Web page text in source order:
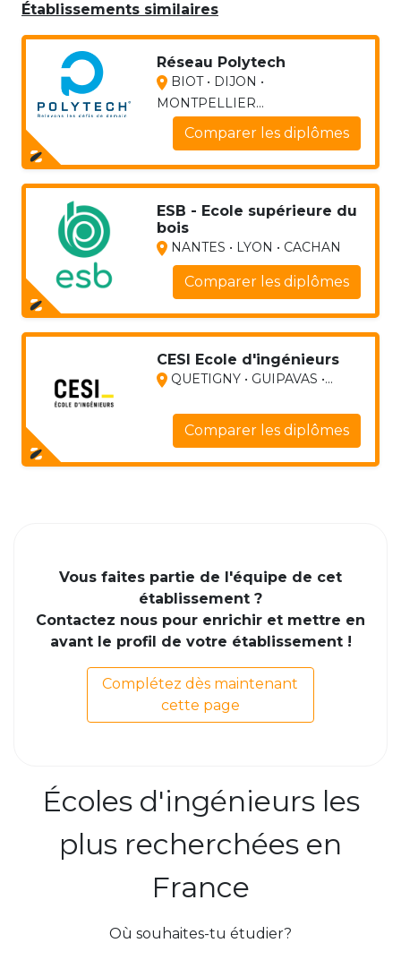
Établissements similaires
Réseau Polytech
BIOT • DIJON •
MONTPELLIER...
Comparer les diplômes
ESB - Ecole supérieure du
bois
NANTES • LYON • CACHAN
Comparer les diplômes
CESI Ecole d'ingénieurs
QUETIGNY • GUIPAVAS •...
Comparer les diplômes
Vous faites partie de l'équipe de cet
établissement ?
Contactez nous pour enrichir et mettre en
avant le profil de votre établissement !
Complétez dès maintenant
cette page
Écoles d'ingénieurs les
plus recherchées en
France
Où souhaites-tu étudier?